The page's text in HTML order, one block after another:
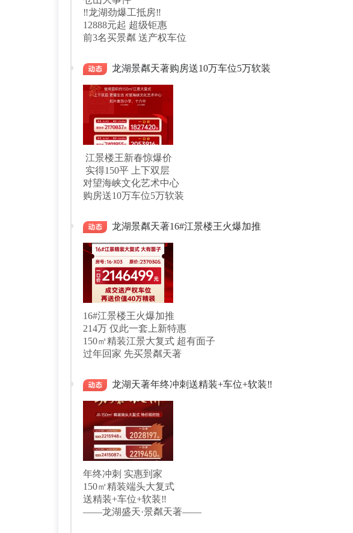
‼️龙湖劲爆工抵房‼️
12888元起 超级钜惠
前3名买景粼 送产权车位
龙湖景粼天著购房送10万车位5万软装
江景楼王新春惊爆价
实得150平 上下双层
对望海峡文化艺术中心
购房送10万车位5万软装
龙湖景粼天著16#江景楼王火爆加推
16#江景楼王火爆加推
214万 仅此一套上新特惠
150㎡精装江景大复式 超有面子
过年回家 先买景粼天著
龙湖天著年终冲刺送精装+车位+软装‼️
年终冲刺 实惠到家
150㎡精装端头大复式
送精装+车位+软装‼️
——龙湖盛天·景粼天著——